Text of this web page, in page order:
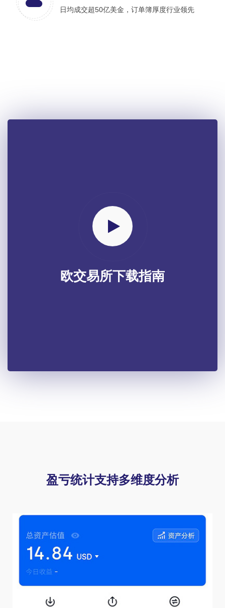
日均成交超50亿美金，订单簿厚度行业领先
欧交易所下载指南
盈亏统计支持多维度分析